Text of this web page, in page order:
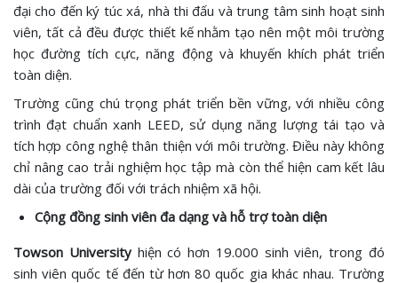
đại cho đến ký túc xá, nhà thi đấu và trung tâm sinh hoạt sinh
viên, tất cả đều được thiết kế nhằm tạo nên một môi trường
học đường tích cực, năng động và khuyến khích phát triển
toàn diện.
Trường cũng chú trọng phát triển bền vững, với nhiều công
trình đạt chuẩn xanh LEED, sử dụng năng lượng tái tạo và
tích hợp công nghệ thân thiện với môi trường. Điều này không
chỉ nâng cao trải nghiệm học tập mà còn thể hiện cam kết lâu
dài của trường đối với trách nhiệm xã hội.
Cộng đồng sinh viên đa dạng và hỗ trợ toàn diện
Towson University hiện có hơn 19.000 sinh viên, trong đó
sinh viên quốc tế đến từ hơn 80 quốc gia khác nhau. Trường